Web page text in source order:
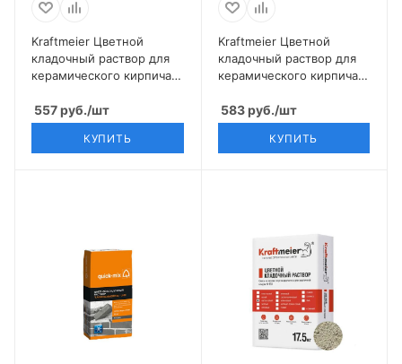
Kraftmeier Цветной
кладочный раствор для
керамического кирпича с
светло-серый CERAM
557руб./шт
КУПИТЬ
Kraftmeier Цветной
кладочный раствор для
керамического кирпича с
антрацит CERAM
583руб./шт
КУПИТЬ